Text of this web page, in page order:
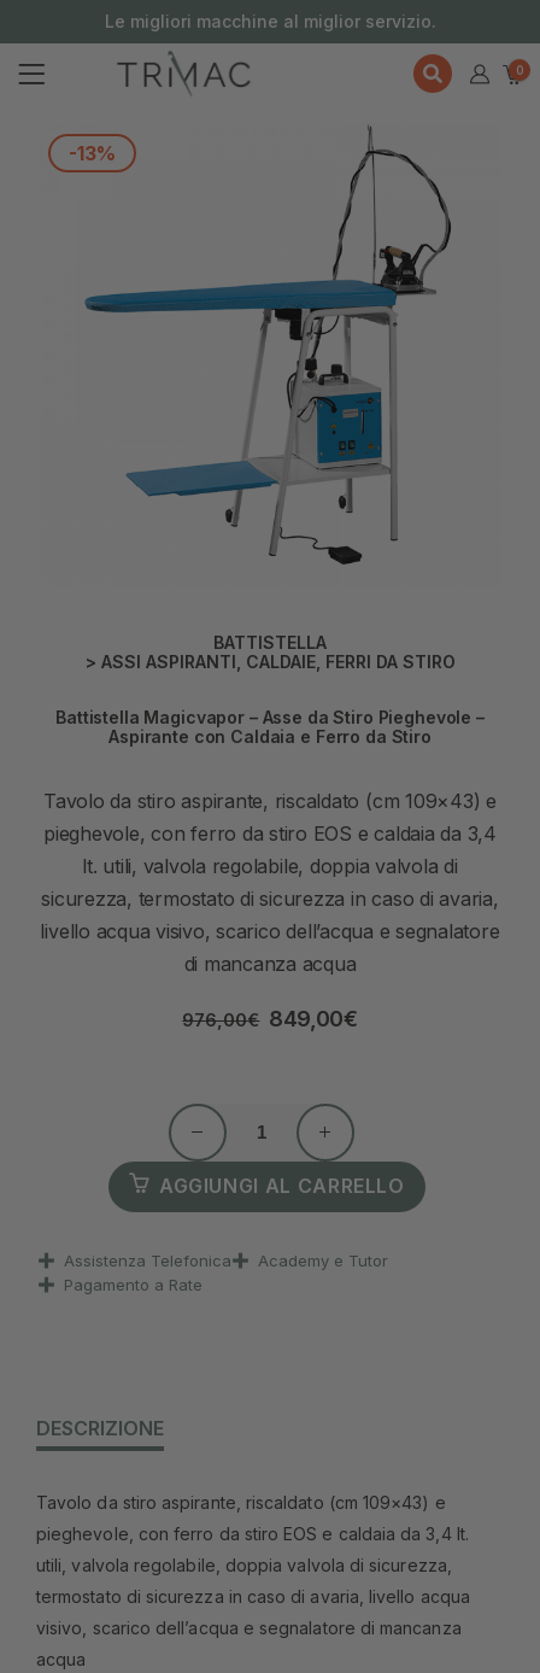
Le migliori macchine al miglior servizio.
0
-13%
BATTISTELLA
> ASSI ASPIRANTI CALDAIE, FERRI DA STIRO
Battistella Magicvapor – Asse da Stiro Pieghevole –
Aspirante con Caldaia e Ferro da Stiro
Tavolo da stiro aspirante, riscaldato (cm 109×43) e
pieghevole, con ferro da stiro EOS e caldaia da 3,4
lt. utili, valvola regolabile, doppia valvola di
sicurezza, termostato di sicurezza in caso di avaria,
livello acqua visivo, scarico dell’acqua e segnalatore
di mancanza acqua
976,00€ 849,00€
AGGIUNGI AL CARRELLO
Assistenza Telefonica
Academy e Tutor
Pagamento a Rate
DESCRIZIONE
Tavolo da stiro aspirante, riscaldato (cm 109×43) e
pieghevole, con ferro da stiro EOS e caldaia da 3,4 lt.
utili, valvola regolabile, doppia valvola di sicurezza,
termostato di sicurezza in caso di avaria, livello acqua
visivo, scarico dell’acqua e segnalatore di mancanza
acqua